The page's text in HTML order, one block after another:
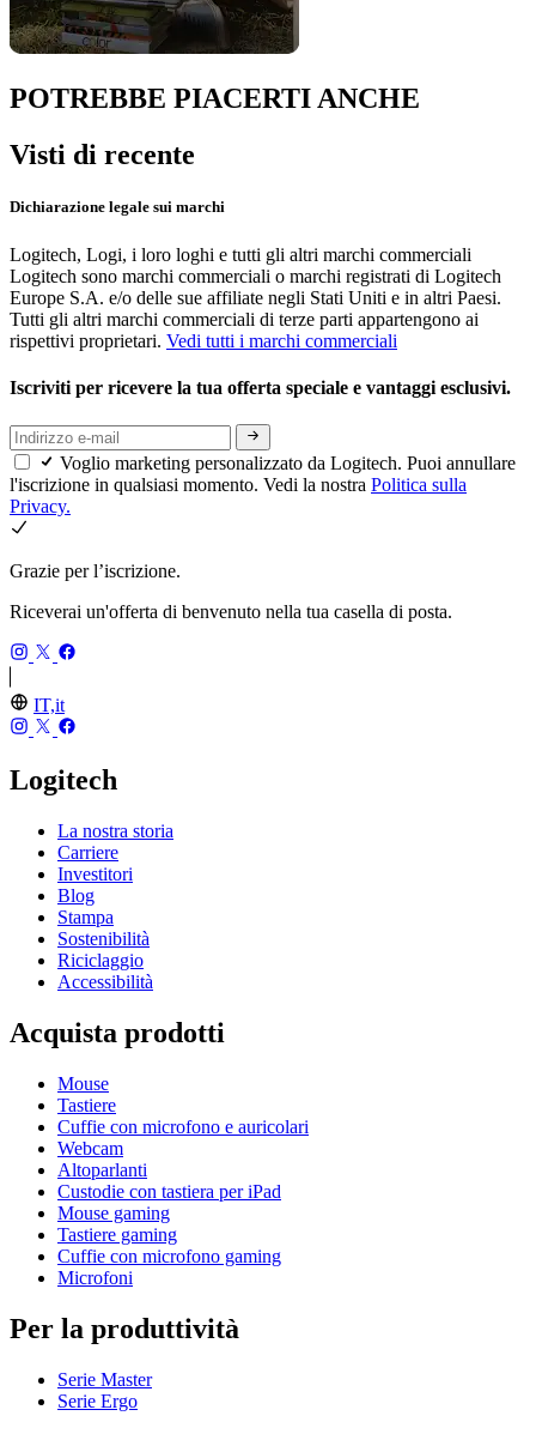
POTREBBE PIACERTI ANCHE
Visti di recente
Dichiarazione legale sui marchi
Logitech, Logi, i loro loghi e tutti gli altri marchi commerciali
Logitech sono marchi commerciali o marchi registrati di Logitech
Europe S.A. e/o delle sue affiliate negli Stati Uniti e in altri Paesi.
Tutti gli altri marchi commerciali di terze parti appartengono ai
rispettivi proprietari. Vedi tutti i marchi commerciali
Iscriviti per ricevere la tua offerta speciale e vantaggi esclusivi.
Voglio marketing personalizzato da Logitech. Puoi annullare
l'iscrizione in qualsiasi momento. Vedi la nostra Politica sulla
Privacy.
Grazie per l’iscrizione.
Riceverai un'offerta di benvenuto nella tua casella di posta.
IT,it
Logitech
La nostra storia
Carriere
Investitori
Blog
Stampa
Sostenibilità
Riciclaggio
Accessibilità
Acquista prodotti
Mouse
Tastiere
Cuffie con microfono e auricolari
Webcam
Altoparlanti
Custodie con tastiera per iPad
Mouse gaming
Tastiere gaming
Cuffie con microfono gaming
Microfoni
Per la produttività
Serie Master
Serie Ergo